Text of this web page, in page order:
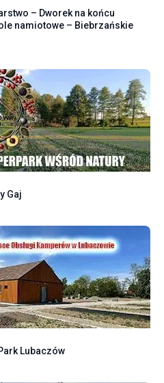
– Dworek na końcu
namiotowe – Biebrzańskie
Gaj
Lubaczów